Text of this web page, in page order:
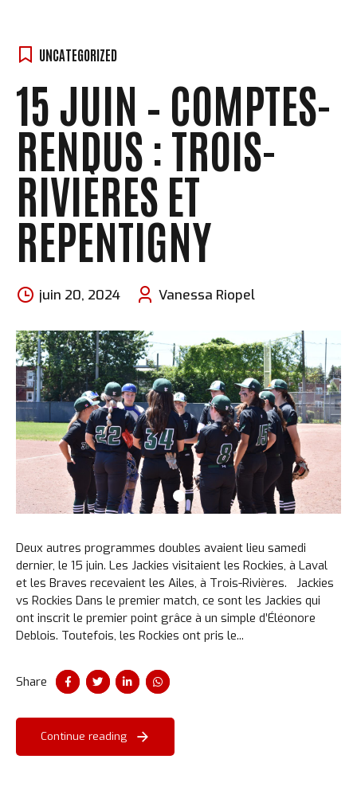
UNCATEGORIZED
15 JUIN – COMPTES-
RENDUS : TROIS-
RIVIÈRES ET
REPENTIGNY
juin 20, 2024 Vanessa Riopel
Deux autres programmes doubles avaient lieu samedi
dernier, le 15 juin. Les Jackies visitaient les Rockies, à Laval
et les Braves recevaient les Ailes, à Trois-Rivières. Jackies
vs Rockies Dans le premier match, ce sont les Jackies qui
ont inscrit le premier point grâce à un simple d’Éléonore
Deblois. Toutefois, les Rockies ont pris le...
Share
Continue reading